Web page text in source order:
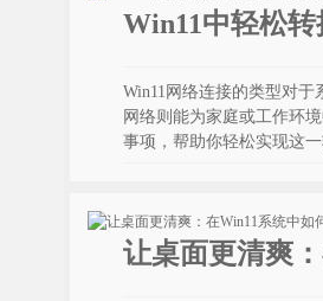
Win11中轻松
Win11网络连接的类型对
网络则能为家庭或工作环
事项，帮助你轻松实现这一
让桌面更清爽